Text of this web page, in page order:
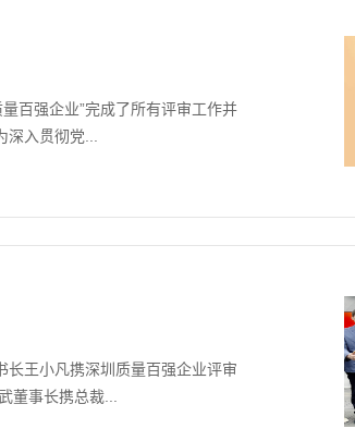
百强企业”完成了所有评审工作并
入贯彻党...
长王小凡携深圳质量百强企业评审
董事长携总裁...